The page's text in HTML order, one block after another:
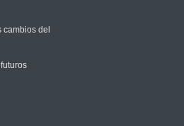
cambios del